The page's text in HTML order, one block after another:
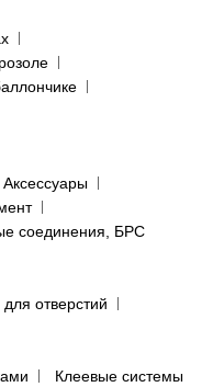
Аксессуары
соединения, БРС
отверстий
Клеевые системы